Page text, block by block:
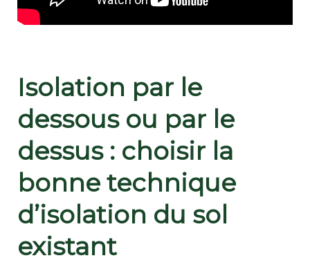
Isolation par le
dessous ou par le
dessus : choisir la
bonne technique
d’isolation du sol
existant